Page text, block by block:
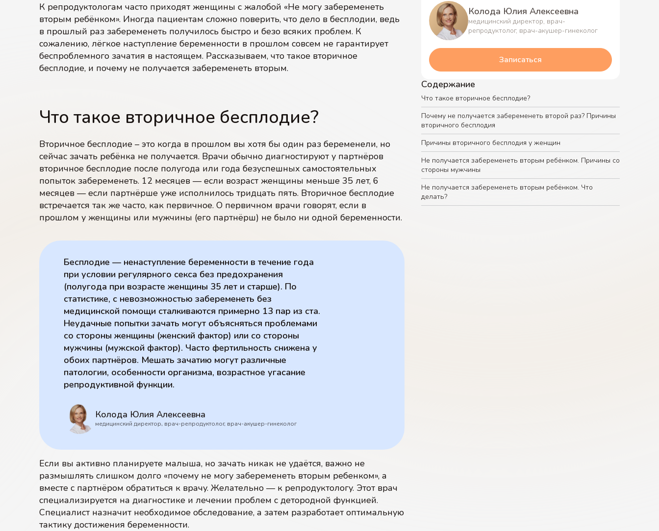
07
ЭКО с донорской спермой
08
К репродуктологам часто приходят женщины с жалобой «Не могу забеременеть
вторым ребёнком». Иногда пациентам сложно поверить, что дело в бесплодии, ведь
в прошлый раз забеременеть получилось быстро и безо всяких проблем. К
сожалению, лёгкое наступление беременности в прошлом совсем не гарантирует
беспроблемного зачатия в настоящем. Рассказываем, что такое вторичное
бесплодие, и почему не получается забеременеть вторым.
Что такое вторичное бесплодие?
Вторичное бесплодие – это когда в прошлом вы хотя бы один раз беременели, но
сейчас зачать ребёнка не получается. Врачи обычно диагностируют у партнёров
вторичное бесплодие после полугода или года безуспешных самостоятельных
попыток забеременеть. 12 месяцев — если возраст женщины меньше 35 лет, 6
месяцев — если партнёрше уже исполнилось тридцать пять. Вторичное бесплодие
встречается так же часто, как первичное. О первичном врачи говорят, если в
прошлом у женщины или мужчины (его партнёрш) не было ни одной беременности.
Бесплодие — ненаступление беременности в течение года
при условии регулярного секса без предохранения
(полугода при возрасте женщины 35 лет и старше). По
статистике, с невозможностью забеременеть без
медицинской помощи сталкиваются примерно 13 пар из ста.
Неудачные попытки зачать могут объясняться проблемами
со стороны женщины (женский фактор) или со стороны
мужчины (мужской фактор). Часто фертильность снижена у
обоих партнёров. Мешать зачатию могут различные
патологии, особенности организма, возрастное угасание
репродуктивной функции.
Колода Юлия Алексеевна
медицинский директор, врач-репродуктолог, врач-акушер-гинеколог
Если вы активно планируете малыша, но зачать никак не удаётся, важно не
размышлять слишком долго «почему не могу забеременеть вторым ребенком», а
вместе с партнёром обратиться к врачу. Желательно — к репродуктологу. Этот врач
специализируется на диагностике и лечении проблем с детородной функцией.
Специалист назначит необходимое обследование, а затем разработает оптимальную
тактику достижения беременности.
Колода Юлия Алексеевна
медицинский директор, врач-
репродуктолог, врач-акушер-гинеколог
Записаться
Содержание
Что такое вторичное бесплодие?
Почему не получается забеременеть второй раз? Причины
вторичного бесплодия
Причины вторичного бесплодия у женщин
Не получается забеременеть вторым ребёнком. Причины со
стороны мужчины
Не получается забеременеть вторым ребёнком. Что
делать?